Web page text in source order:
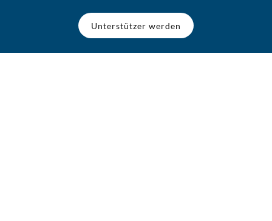
Unterstützer werden